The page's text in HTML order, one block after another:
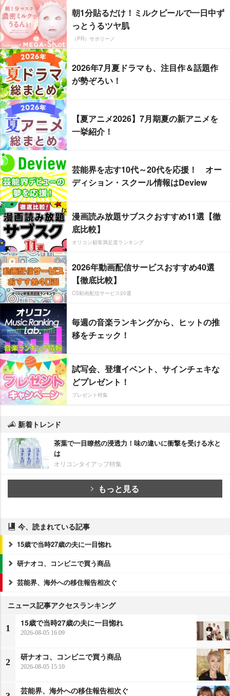
朝1分貼るだけ！ミルクピールで一日中ず
っとうるツヤ肌
（PR）サボリーノ
2026年7月夏ドラマも、注目作＆話題作
が勢ぞろい！
【夏アニメ2026】7月期夏の新アニメを
一挙紹介！
芸能界を志す10代～20代を応援！ オー
ディション・スクール情報はDeview
漫画読み放題サブスクおすすめ11選【徹
底比較】
オリコン顧客満足度ランキング
2026年動画配信サービスおすすめ40選
【徹底比較】
CS動画配信サービス20選
毎週の音楽ランキングから、ヒットの推
移をチェック！
試写会、登壇イベント、サインチェキな
どプレゼント！
プレゼント特集
新着トレンド
茶葉で一目瞭然の浸透力！味の違いに衝撃を受ける水と
は
オリコンタイアップ特集
もっと見る
今、読まれている記事
15歳で当時27歳の夫に一目惚れ
研ナオコ、コンビニで買う商品
芸能界、海外への移住報告相次ぐ
ニュース記事アクセスランキング
1
15歳で当時27歳の夫に一目惚れ
2026-08-05 16:09
2
研ナオコ、コンビニで買う商品
2026-08-05 15:10
芸能界、海外への移住報告相次ぐ